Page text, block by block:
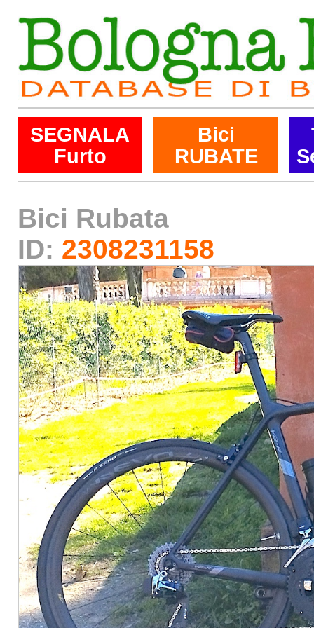
SEGNALA
Furto
Bici
RUBATE
Bici Rubata
ID: 2308231158